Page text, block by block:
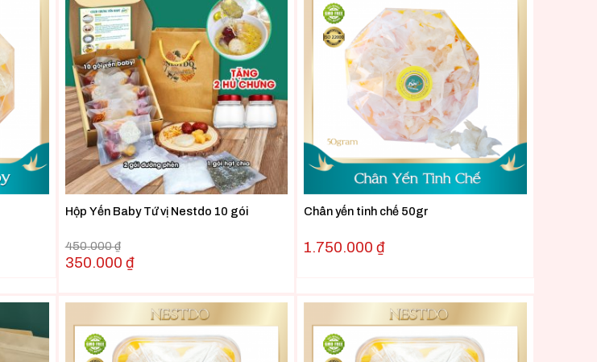
Hộp Yến Baby Tứ vị Nestdo 10 gói
450.000₫
350.000 ₫
Chân yến tinh chế 50gr
1.750.000₫